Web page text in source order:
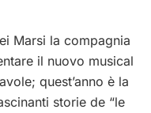
Marsi la compagnia
il nuovo musical
quest’anno è la
storie de “le